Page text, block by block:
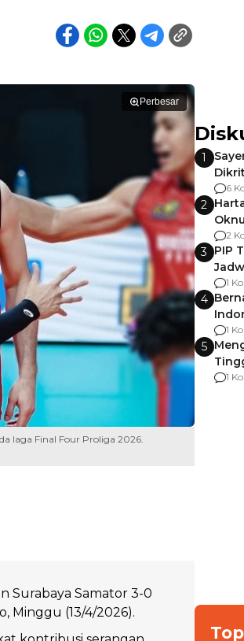
Perbesar
laga Final Four Proliga 2026.
Surabaya Samator 3-0
Minggu (13/4/2026).
1
6
2
2
3 PIP
agar
1
4
1
5
Usai
1